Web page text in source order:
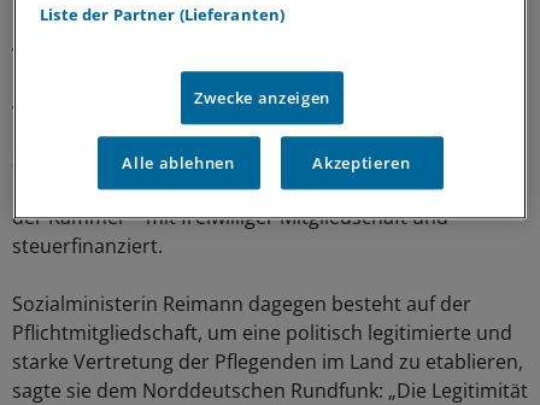
Auch Anja Piel von den Grünen im Landtag sieht Fehler
bei der Kammer, und schlug vor, die
Anschubfinanzierung nachzuholen. Die FDP und die AfD
im Landtag sprachen sich erneut gegen die
Zwangsmitgliedschaft in der Kammer aus. Der FDP-
Fraktionsvorsitzende Stefan Birkner will den Neuanfang
der Kammer – mit freiwilliger Mitgliedschaft und
steuerfinanziert.
Sozialministerin Reimann dagegen besteht auf der
Pflichtmitgliedschaft, um eine politisch legitimierte und
starke Vertretung der Pflegenden im Land zu etablieren,
sagte sie dem Norddeutschen Rundfunk: „Die Legitimität
Liste der Partner (Lieferanten)
Zwecke anzeigen
Alle ablehnen Akzeptieren